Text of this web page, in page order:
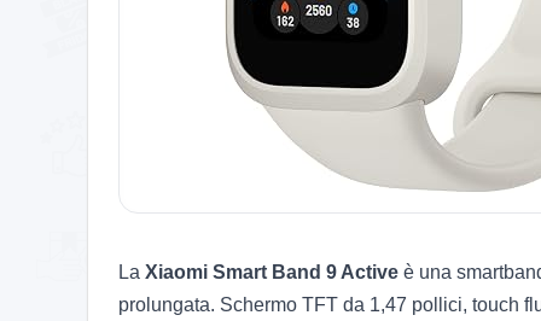
La Xiaomi Smart Band 9 Active è una
prolungata. Schermo TFT da 1,47 pollici, touch